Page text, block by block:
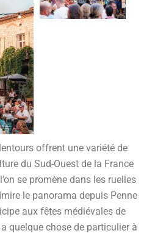
offrent une variété de
du Sud-Ouest de la France
se promène dans les ruelles
le panorama depuis Penne
aux fêtes médiévales de
quelque chose de particulier à